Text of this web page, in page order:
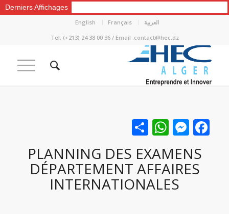
Derniers Affichages
العربية Français
English
Tel: (+213) 24 38 00 36 / Email :contact@hec.dz
Facebook
Messenger
WhatsApp
نشر
PLANNING DES EXAMENS
DÉPARTEMENT AFFAIRES
INTERNATIONALES